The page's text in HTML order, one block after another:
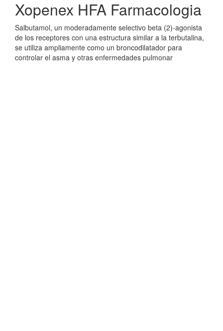
Xopenex HFA Farmacologia
Salbutamol, un moderadamente selectivo beta (2)-agonista
de los receptores con una estructura similar a la terbutalina,
se utiliza ampliamente como un broncodilatador para
controlar el asma y otras enfermedades pulmonar